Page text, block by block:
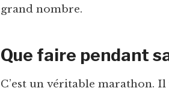
grand nombre.
Que faire pendant
C’est un véritable marathon.